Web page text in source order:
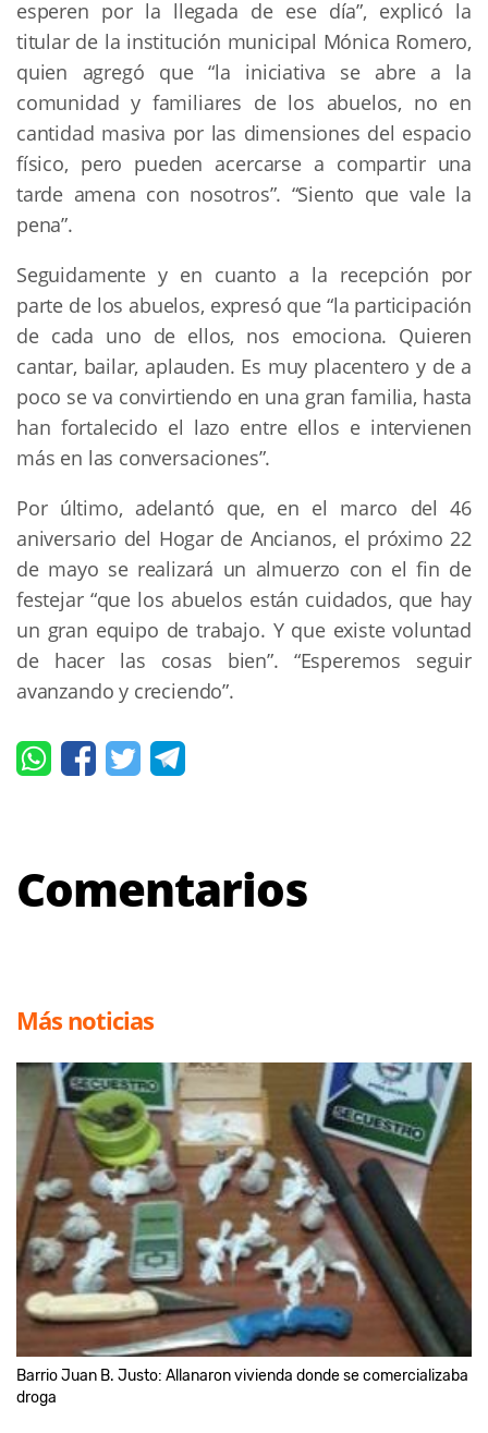
esperen por la llegada de ese día”, explicó la
titular de la institución municipal Mónica Romero,
quien agregó que “la iniciativa se abre a la
comunidad y familiares de los abuelos, no en
cantidad masiva por las dimensiones del espacio
físico, pero pueden acercarse a compartir una
tarde amena con nosotros”. “Siento que vale la
pena”.
Seguidamente y en cuanto a la recepción por
parte de los abuelos, expresó que “la participación
de cada uno de ellos, nos emociona. Quieren
cantar, bailar, aplauden. Es muy placentero y de a
poco se va convirtiendo en una gran familia, hasta
han fortalecido el lazo entre ellos e intervienen
más en las conversaciones”.
Por último, adelantó que, en el marco del 46
aniversario del Hogar de Ancianos, el próximo 22
de mayo se realizará un almuerzo con el fin de
festejar “que los abuelos están cuidados, que hay
un gran equipo de trabajo. Y que existe voluntad
de hacer las cosas bien”. “Esperemos seguir
avanzando y creciendo”.
Comentarios
Más noticias
Barrio Juan B. Justo: Allanaron vivienda donde se comercializaba
droga